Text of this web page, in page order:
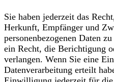
Sie haben jederzeit das
Herkunft, Empfänger und
personenbezogenen Daten
ein Recht, die Berichtigung
verlangen. Wenn Sie eine
Datenverarbeitung erteilt